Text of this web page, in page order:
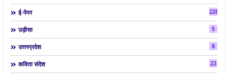
ई-पेपर 2286
उड़ीसा 5
उत्तरप्रदेश 8
कविता संदेश 22